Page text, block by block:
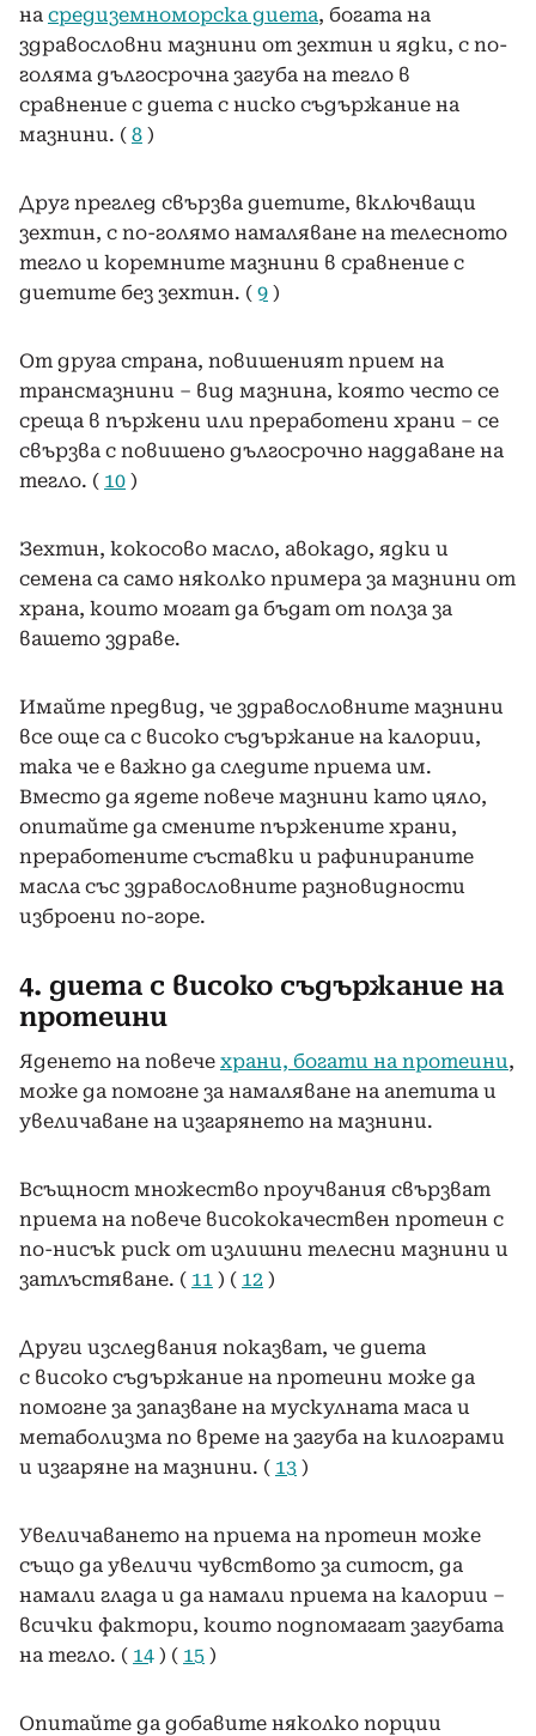
на средиземноморска диета, богата на
здравословни мазнини от зехтин и ядки, с по-
голяма дългосрочна загуба на тегло в
сравнение с диета с ниско съдържание на
мазнини. ( 8 )
Друг преглед свързва диетите, включващи
зехтин, с по-голямо намаляване на телесното
тегло и коремните мазнини в сравнение с
диетите без зехтин. ( 9 )
От друга страна, повишеният прием на
трансмазнини – вид мазнина, която често се
среща в пържени или преработени храни – се
свързва с повишено дългосрочно наддаване на
тегло. ( 10 )
Зехтин, кокосово масло, авокадо, ядки и
семена са само няколко примера за мазнини от
храна, които могат да бъдат от полза за
вашето здраве.
Имайте предвид, че здравословните мазнини
все още са с високо съдържание на калории,
така че е важно да следите приема им.
Вместо да ядете повече мазнини като цяло,
опитайте да смените пържените храни,
преработените съставки и рафинираните
масла със здравословните разновидности
изброени по-горе.
4. диета с високо съдържание на
протеини
Яденето на повече храни, богати на протеини,
може да помогне за намаляване на апетита и
увеличаване на изгарянето на мазнини.
Всъщност множество проучвания свързват
приема на повече висококачествен протеин с
по-нисък риск от излишни телесни мазнини и
затлъстяване. ( 11 ) ( 12 )
Други изследвания показват, че диета
с високо съдържание на протеини може да
помогне за запазване на мускулната маса и
метаболизма по време на загуба на килограми
и изгаряне на мазнини. ( 13 )
Увеличаването на приема на протеин може
също да увеличи чувството за ситост, да
намали глада и да намали приема на калории –
всички фактори, които подпомагат загубата
на тегло. ( 14 ) ( 15 )
Опитайте да добавите няколко порции